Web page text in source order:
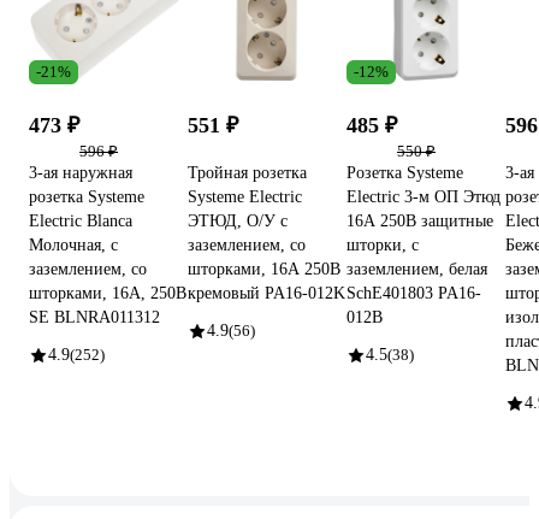
-21%
473 ₽
596 ₽
3-ая наружная
розетка Systeme
Electric Blanca
Молочная, с
заземлением, со
шторками, 16А, 250В
SE BLNRA011312
4.9(252)
551 ₽
Тройная розетка
Systeme Electric
ЭТЮД, O/У с
заземлением, со
шторками, 16А 250B
кремовый PA16-012K
4.9(56)
-12%
485 ₽
550 ₽
Розетка Systeme
Electric 3-м ОП Этюд
16А 250В защитные
шторки, с
заземлением, белая
SchE401803 PA16-
012B
4.5(38)
3-